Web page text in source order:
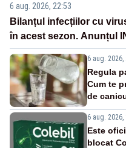
6 aug. 2026, 22:53
Bilanțul infecțiilor cu
în acest sezon. Anunțul
6 aug. 2026,
Regula
Cum te
de
6 aug. 2026,
Este
blocat